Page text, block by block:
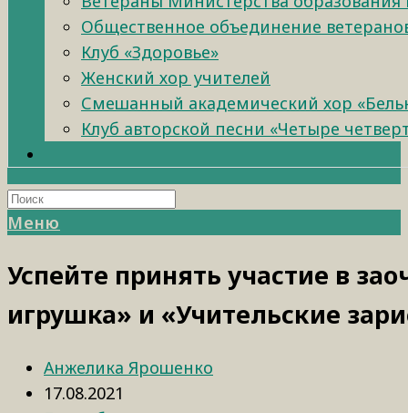
Общественное объединение
Клуб «Здоровье»
Женский хор учителей
Смешанный академический хор
Клуб авторской песни «Четыре
Меню
Успейте принять участие в
игрушка» и «Учительские
Анжелика Ярошенко
17.08.2021